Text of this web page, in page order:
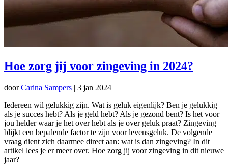
Hoe zorg jij voor zingeving in 2024?
doorCarina Sampers | 3 jan 2024
Iedereen wil gelukkig zijn. Wat is geluk eigenlijk? Ben je gelukkig
als je succes hebt? Als je geld hebt? Als je gezond bent? Is het voor
jou helder waar je het over hebt als je over geluk praat? Zingeving
blijkt een bepalende factor te zijn voor levensgeluk. De volgende
vraag dient zich daarmee direct aan: wat is dan zingeving? In dit
artikel lees je er meer over. Hoe zorg jij voor zingeving in dit nieuwe
jaar?